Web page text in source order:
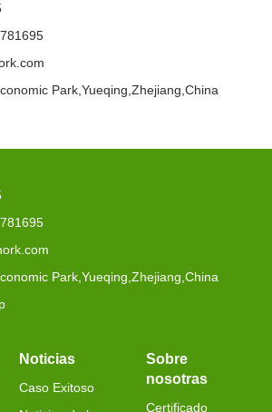
Park,Yueqing,Zhejiang,China
Park,Yueqing,Zhejiang,China
Noticias
Caso Exitoso
Sobre
nosotras
Certificado